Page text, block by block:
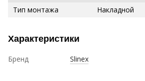
Тип монтажа
Накладной
Характеристики
Бренд Slinex